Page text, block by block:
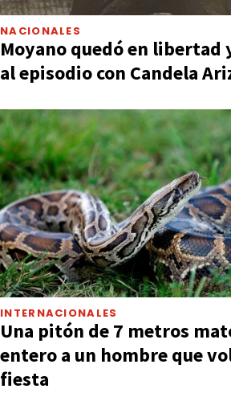
NACIONALES
Moyano quedó en libertad
al episodio con Candela
INTERNACIONALES
Una pitón de 7 metros
entero a un hombre que
fiesta